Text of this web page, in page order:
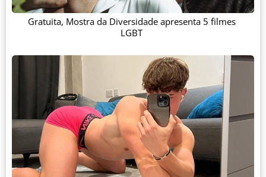
Gratuita, Mostra da Diversidade apresenta 5 filmes
LGBT